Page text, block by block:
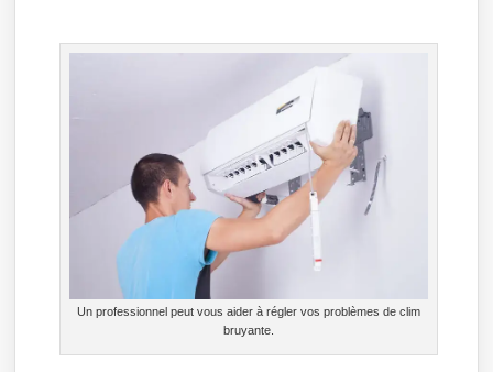
Un professionnel peut vous aider à régler vos problèmes de clim
bruyante.